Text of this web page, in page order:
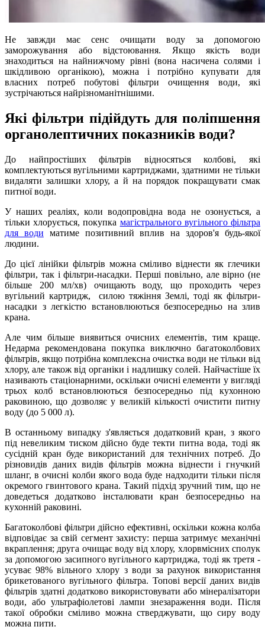
Не завжди має сенс очищати воду за допомогою
заморожування або відстоювання. Якщо якість води
знаходиться на найнижчому рівні (вона насичена солями і
шкідливою органікою), можна і потрібно купувати для
власних потреб побутові фільтри очищення води, які
зустрічаються найрізноманітнішими.
Які фільтри підійдуть для поліпшення
органолептичних показників води?
До найпростіших фільтрів відносяться колбові, які
комплектуються вугільними картриджами, здатними не тільки
видаляти залишки хлору, а й на порядок покращувати смак
питної води.
У наших реаліях, коли водопровідна вода не озонується, а
тільки хлорується, покупка магістрального вугільного фільтра
для води матиме позитивний вплив на здоров'я будь-якої
людини.
До цієї лінійки фільтрів можна сміливо віднести як глечики
фільтри, так і фільтри-насадки. Перші повільно, але вірно (не
більше 200 мл/хв) очищають воду, що проходить через
вугільний картридж, силою тяжіння Землі, тоді як фільтри-
насадки з легкістю встановлюються безпосередньо на злив
крана.
Але чим більше виявиться очисних елементів, тим краще.
Недарма рекомендована покупка виключно багатоколбових
фільтрів, якщо потрібна комплексна очистка води не тільки від
хлору, але також від органіки і надлишку солей. Найчастіше їх
називають стаціонарними, оскільки очисні елементи у вигляді
трьох колб встановлюються безпосередньо під кухонною
раковиною, що дозволяє у великій кількості очистити питну
воду (до 5 000 л).
В останньому випадку з'являється додатковий кран, з якого
під невеликим тиском дійсно буде текти питна вода, тоді як
сусідній кран буде використаний для технічних потреб. До
різновидів даних видів фільтрів можна віднести і гнучкий
шланг, в очисні колби якого вода буде надходити тільки після
окремого гвинтового крана. Такий підхід зручний тим, що не
доведеться додатково інсталювати кран безпосередньо на
кухонній раковині.
Багатоколбові фільтри дійсно ефективні, оскільки кожна колба
відповідає за свій сегмент захисту: перша затримує механічні
вкраплення; друга очищає воду від хлору, хлорвмісних сполук
за допомогою засипного вугільного картриджа, тоді як третя -
усуває 98% вільного хлору з води за рахунок використання
брикетованого вугільного фільтра. Топові версії даних видів
фільтрів здатні додатково використовувати або мінералізатори
води, або ультрафіолетові лампи знезараження води. Після
такої обробки сміливо можна стверджувати, що сиру воду
можна пити.